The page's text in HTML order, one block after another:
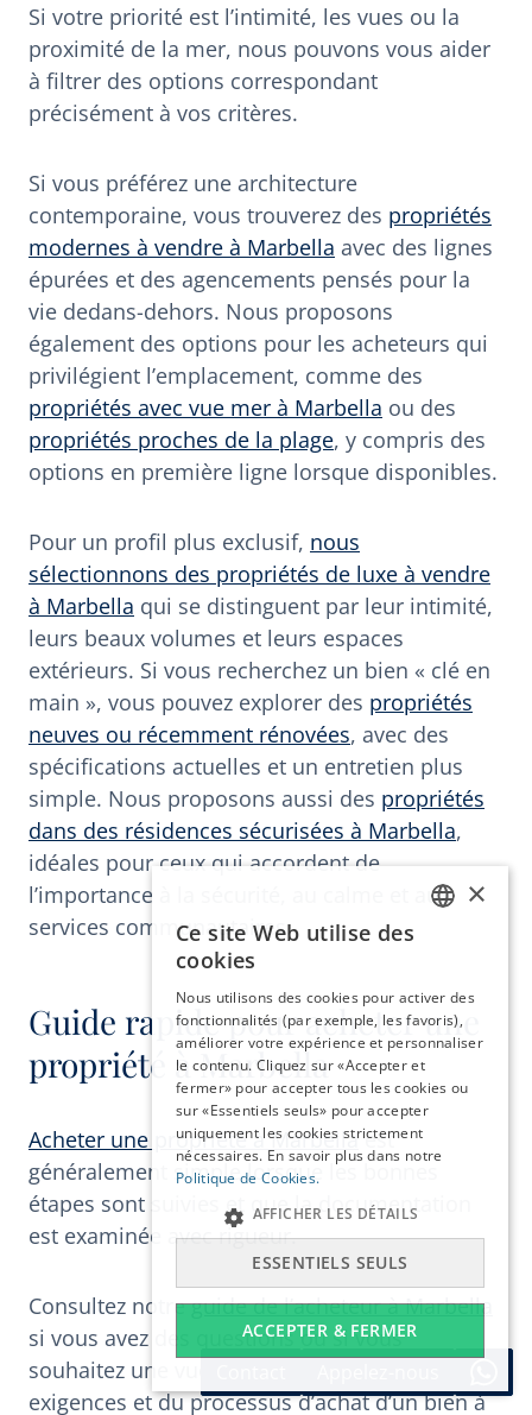
Si votre priorité est l’intimité, les vues ou la
proximité de la mer, nous pouvons vous aider
à filtrer des options correspondant
précisément à vos critères.
Si vous préférez une architecture
contemporaine, vous trouverez des propriétés
modernes à vendre à Marbella avec des lignes
épurées et des agencements pensés pour la
vie dedans-dehors. Nous proposons
également des options pour les acheteurs qui
privilégient l’emplacement, comme des
propriétés avec vue mer à Marbella ou des
propriétés proches de la plage, y compris des
options en première ligne lorsque disponibles.
Pour un profil plus exclusif, nous
sélectionnons des propriétés de luxe à vendre
à Marbella qui se distinguent par leur intimité,
leurs beaux volumes et leurs espaces
extérieurs. Si vous recherchez un bien « clé en
main », vous pouvez explorer des propriétés
neuves ou récemment rénovées, avec des
spécifications actuelles et un entretien plus
simple. Nous proposons aussi des propriétés
dans des résidences sécurisées à Marbella,
idéales pour ceux qui accordent de
l’importance à la sécurité, au calme et aux
services communautaires.
Guide rapide pour acheter une
propriété à Marbella
Acheter une propriété à Marbellaest
généralement simple lorsque les bonnes
étapes sont suivies et que la documentation
est examinée avec rigueur.
Consultez notreguide de l’acheteur à Marbella
si vous avez des questions ou si vous
souhaitez une vue d’ensemble claire des
exigences et du processus d’achat d’un bien à
ENGLISH
DEUTSCH
FRANÇAIS
NEDERLANDS
×
Ce site Web utilise des
cookies
Nous utilisons des cookies pour activer des
fonctionnalités (par exemple, les favoris),
améliorer votre expérience et personnaliser
le contenu. Cliquez sur «Accepter et
fermer» pour accepter tous les cookies ou
sur «Essentiels seuls» pour accepter
uniquement les cookies strictement
nécessaires. En savoir plus dans notre
Politique de Cookies.
ACCEPTER & FERMER
ESSENTIELS SEULS
AFFICHER LES DÉTAILS